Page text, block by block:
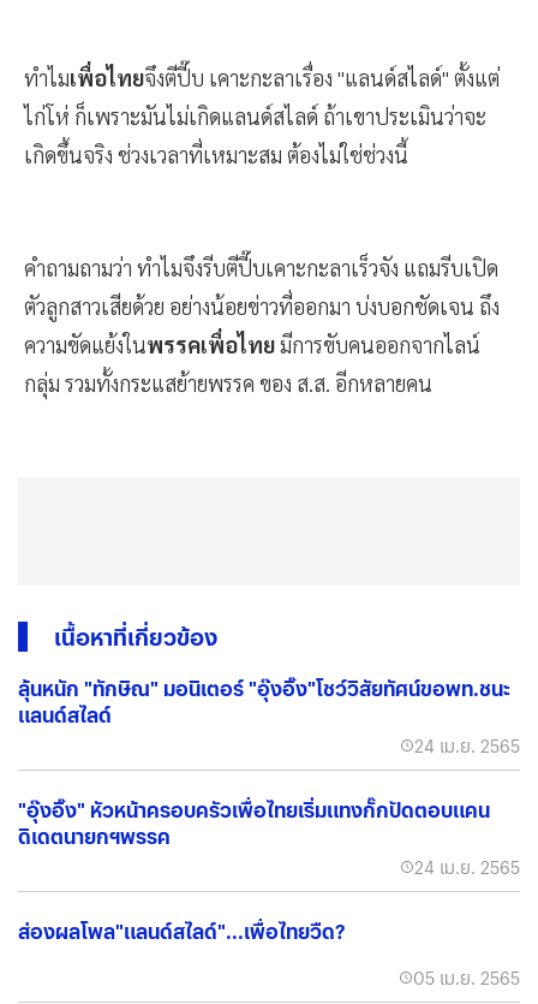
ทำไมเพื่อไทยจึงตีปี๊บ เคาะกะลาเรื่อง "แลนด์สไลด์" ตั้งแต่
ไก่โห่ ก็เพราะมันไม่เกิดแลนด์สไลด์ ถ้าเขาประเมินว่าจะ
เกิดขึ้นจริง ช่วงเวลาที่เหมาะสม ต้องไม่ใช่ช่วงนี้
คำถามถามว่า ทำไมจึงรีบตีปี๊บเคาะกะลาเร็วจัง แถมรีบเปิด
ตัวลูกสาวเสียด้วย อย่างน้อยข่าวที่ออกมา บ่งบอกชัดเจน ถึง
ความขัดแย้งในพรรคเพื่อไทยมีการขับคนออกจากไลน์
กลุ่ม รวมทั้งกระแสย้ายพรรค ของ ส.ส. อีกหลายคน
เนื้อหาที่เกี่ยวข้อง
ลุ้นหนัก "ทักษิณ" มอนิเตอร์ "อุ๊งอิ๊ง"โชว์วิสัยทัศน์ขอพท.ชนะ
แลนด์สไลด์
24 เม.ย. 2565
"อุ๊งอิ๊ง" หัวหน้าครอบครัวเพื่อไทยเริ่มแทงกั๊กปัดตอบแคน
ดิเดตนายกฯพรรค
24 เม.ย. 2565
ส่องผลโพล"แลนด์สไลด์"...เพื่อไทยวืด?
05 เม.ย. 2565